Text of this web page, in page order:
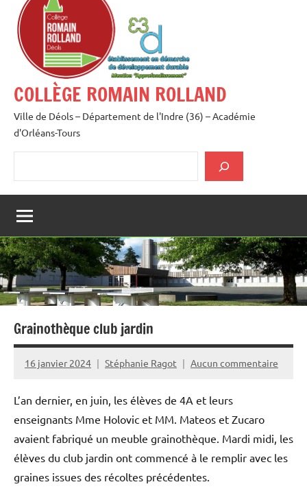
contenu
COLLÈGE ROMAIN ROLLAND
Ville de Déols – Département de l'Indre (36) – Académie
d'Orléans-Tours
Grainothèque club jardin
16 janvier 2024 Stéphanie Ragot Aucun commentaire
L’an dernier, en juin, les élèves de 4A et leurs
enseignants Mme Holovic et MM. Mateos et Zucaro
avaient fabriqué un meuble grainothèque. Mardi midi, les
élèves du club jardin ont commencé à le remplir avec les
graines issues des récoltes précédentes.